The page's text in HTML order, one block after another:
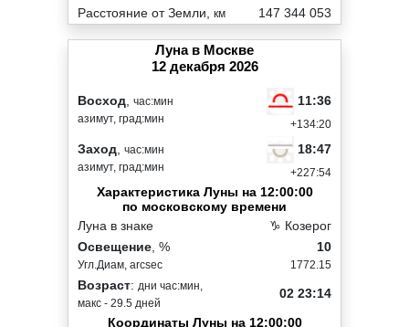
Расстояние от Земли, км 147 344 053
Луна в Москве
12 декабря 2026
Восход час:мин
азимут, град:мин
11:36
+134:20
Заход час:мин
азимут, град:мин
18:47
+227:54
Характеристика Луны на 12:00:00
по московскому времени
Луна в знаке
♑ Козерог
Освещение , %
Угл.Диам, arcsec
10
1772.15
Возраст: дни час:мин,
макс - 29.5 дней
02 23:14
Координаты Луны на 12:00:00